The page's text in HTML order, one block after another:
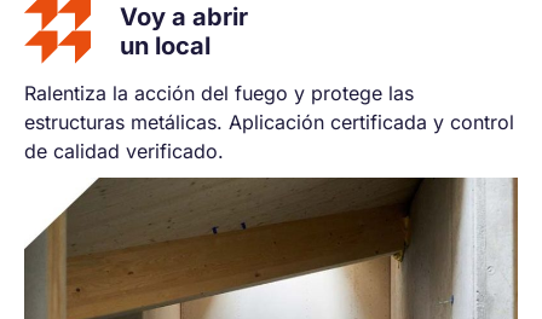
Voy a abrir
un local
Ralentiza la acción del fuego y protege las
estructuras metálicas. Aplicación certificada y control
de calidad verificado.